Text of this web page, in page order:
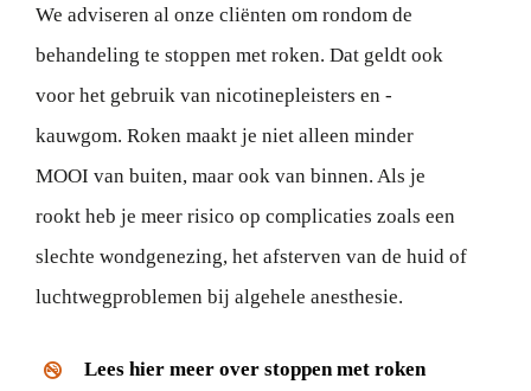
We adviseren al onze cliënten om rondom de
behandeling te stoppen met roken. Dat geldt ook
voor het gebruik van nicotinepleisters en -
kauwgom. Roken maakt je niet alleen minder
MOOI van buiten, maar ook van binnen. Als je
rookt heb je meer risico op complicaties zoals een
slechte wondgenezing, het afsterven van de huid of
luchtwegproblemen bij algehele anesthesie.
Lees hier meer over stoppen met roken